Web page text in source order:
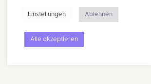
Einstellungen Ablehnen
Alle akzeptieren